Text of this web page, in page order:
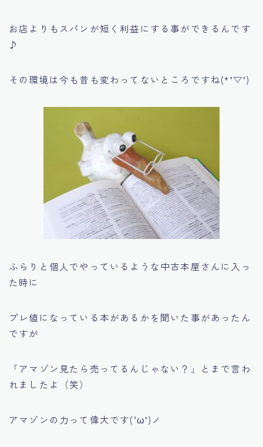
お店よりもスパンが短く利益にする事ができるんです
♪
その環境は今も昔も変わってないところですね(*’▽’)
ふらりと個人でやっているような中古本屋さんに入っ
た時に
プレ値になっている本があるかを聞いた事があったん
ですが
「アマゾン見たら売ってるんじゃない？」とまで言わ
れましたよ（笑）
アマゾンの力って偉大です(‘ω’)ノ